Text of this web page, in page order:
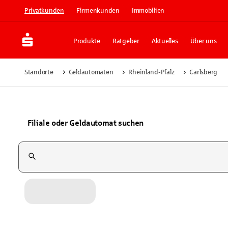
Privatkunden Firmenkunden Immobilien
Produkte Ratgeber Aktuelles Über uns
Standorte Geldautomaten Rheinland-Pfalz Carlsberg
Filiale oder Geldautomat suchen
Suchfeld